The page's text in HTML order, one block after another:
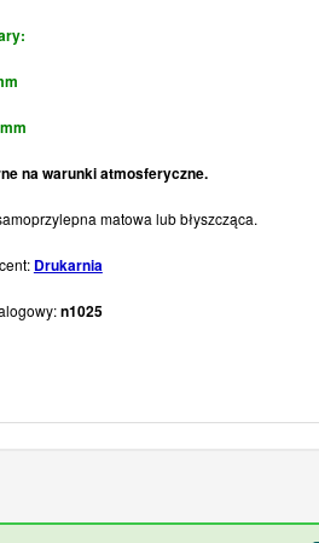
na warunki atmosferyczne.
matowa lub błyszcząca.
Drukarnia
n1025